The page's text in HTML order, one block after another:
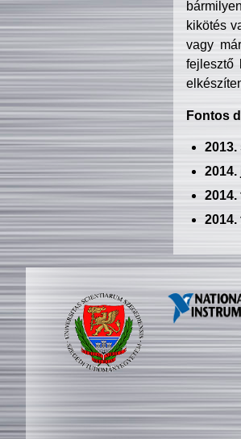
kikötés
vagy
fejlesztő
Fontos
2013.
2014.
2014.
2014.